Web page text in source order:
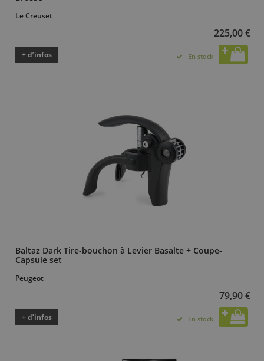
Le Creuset
225,00 €
+ d’infos En stock
Baltaz Dark Tire-bouchon à Levier Basalte + Coupe-
Capsule set
Peugeot
79,90 €
+ d’infos En stock